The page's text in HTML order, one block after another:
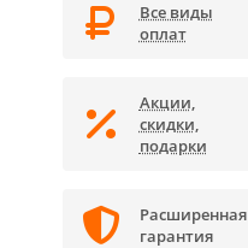
Все виды
оплат
Акции,
скидки,
подарки
Расширенная
гарантия